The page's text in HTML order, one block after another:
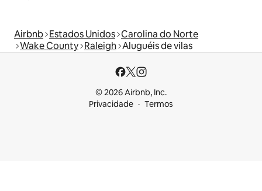
Airbnb Estados Unidos Carolina do Norte
Wake County Raleigh Aluguéis de vilas
© 2026 Airbnb, Inc.
Privacidade
Termos